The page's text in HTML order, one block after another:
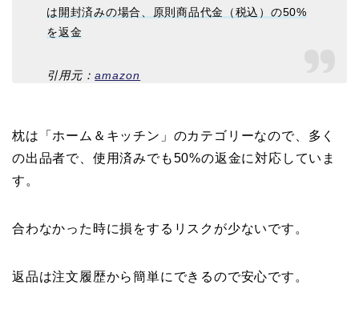
は開封済みの場合、原則商品代金（税込）の50%
を返金
引用元：amazon
枕は「ホーム＆キッチン」のカテゴリーなので、多く
の出品者で、使用済みでも50%の返金に対応していま
す。
合わなかった時に損をするリスクが少ないです。
返品は注文履歴から簡単にできるので安心です。